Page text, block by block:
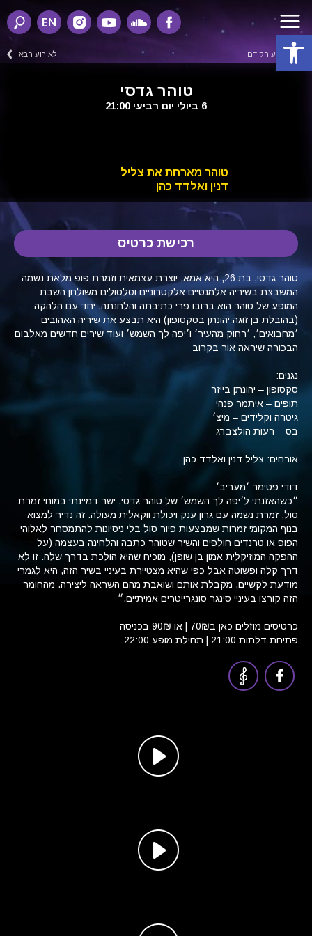
פתח סרגל נגישות
EN
לאירוע הקודם לאירוע הבא
טוהר גדסי
6 ביולי יום רביעי 21:00
טוהר מארחת את צליל
דנין ואלדד כהן
רכישת כרטיס
טוהר גדסי, בת 26, היא אמא, יוצרת עצמאית וזמרת פופ מלאת נשמה
המשבצת בשיריה אלמנטיים אלקטרוניים וסלסולים משולחן השבת
המופע של טוהר הוא ברובו פרי כתיבתה והלחנתה. יחד עם הלהקה
(בהובלת בן זוגה יהונתן בסקסופון) היא תבצע את שיריה האהובים
׳מחבואים׳, ׳רחוק מהעיר׳ ו׳יפה לך השמש׳ ועוד שירים חדשים מאלבום
הבכורה שיראה אור בקרוב
נגנים:
סקסופון – יהונתן בייזר
תופים – איתמר פנהי
גיטרה וקלידים – מיצ׳
בס – רעות הולצברג
אורחים: צליל דנין ואלדד כהן
דודי פטימר ׳מעריב׳:
״כשהאזנתי ל׳יפה לך השמש׳ של טוהר גדסי, ישר דמיינתי במוחי זמרת
סול, זמרת נשמה עם גרון ענק ויכולת ווקאלית מעולה. זה נדיר למצוא
בנוף המקומי זמרות שמבצעות פיור סול בלי ניסיונות להתמסחר לאלוהי
הפופ או טרנדים חולפים והשיר שטוהר כתבה והלחינה בעצמה (על
ההפקה המוזיקלית אמון בן שופן), מוכיח שהיא הולכת בדרך שלה. זו לא
דרך קלה ופשוטה אבל כפי שהיא מצטיירת בעיניי בשיר הזה, היא לגמרי
מודעת לקשיים, מקבלת אותם ושואבת מהם השראה ליצירה. מהחומר
הזה קורצו בעיניי סינגר סונגרייטרים אמיתיים.״
כרטיסים מוזלים כאן ב70₪ | או 90₪ בכניסה
פתיחת דלתות 21:00 | תחילת מופע 22:00